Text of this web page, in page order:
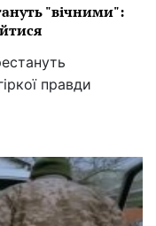
"вічними":
правди